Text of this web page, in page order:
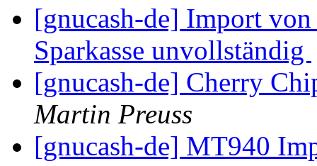
[gnucash-de] Import
Sparkasse unvollständig
[gnucash-de] Cherry
Martin Preuss
[gnucash-de] MT940